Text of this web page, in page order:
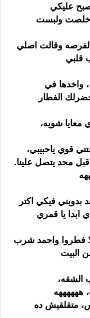
عليكي
ولبست
وقالت اصلي
قلبي
واخدها في
الفطار
معايا شويه،
قوي ياحبيبي،
محد يتصل علينا.
بدوبني فيكي اكتر
ابدا يا قمري
فطروا واحمد شرب
البيت
الشقه،
ههههههه
متقلقيش ده